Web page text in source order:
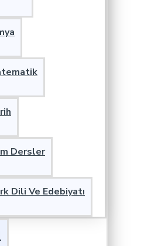
Dersler
Dili Ve Edebiyatı